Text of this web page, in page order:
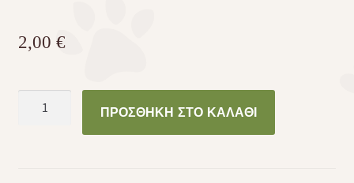
2,00 €
ΠΡΟΣΘΉΚΗ ΣΤΟ ΚΑΛΆΘΙ